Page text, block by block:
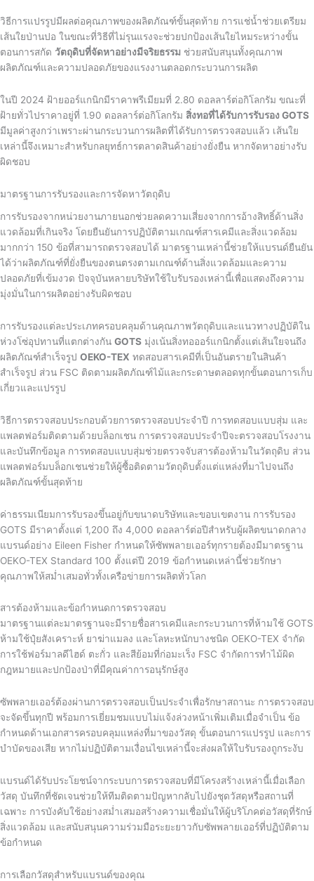
วิธีการแปรรูปมีผลต่อคุณภาพของผลิตภัณฑ์ขั้นสุดท้าย การแช่น้ำช่วยเตรียม
เส้นใยป่านปอ ในขณะที่วิธีที่ไม่รุนแรงจะช่วยปกป้องเส้นใยไหมระหว่างขั้น
ตอนการสกัด วัตถุดิบที่จัดหาอย่างมีจริยธรรม ช่วยสนับสนุนทั้งคุณภาพ
ผลิตภัณฑ์และความปลอดภัยของแรงงานตลอดกระบวนการผลิต
ในปี 2024 ฝ้ายออร์แกนิกมีราคาพรีเมียมที่ 2.80 ดอลลาร์ต่อกิโลกรัม ขณะที่
ฝ้ายทั่วไปราคาอยู่ที่ 1.90 ดอลลาร์ต่อกิโลกรัม สิ่งทอที่ได้รับการรับรอง GOTS
มีมูลค่าสูงกว่าเพราะผ่านกระบวนการผลิตที่ได้รับการตรวจสอบแล้ว เส้นใย
เหล่านี้จึงเหมาะสำหรับกลยุทธ์การตลาดสินค้าอย่างยั่งยืน หากจัดหาอย่างรับ
ผิดชอบ
มาตรฐานการรับรองและการจัดหาวัตถุดิบ
การรับรองจากหน่วยงานภายนอกช่วยลดความเสี่ยงจากการอ้างสิทธิ์ด้านสิ่ง
แวดล้อมที่เกินจริง โดยยืนยันการปฏิบัติตามเกณฑ์สารเคมีและสิ่งแวดล้อม
มากกว่า 150 ข้อที่สามารถตรวจสอบได้ มาตรฐานเหล่านี้ช่วยให้แบรนด์ยืนยัน
ได้ว่าผลิตภัณฑ์ที่ยั่งยืนของตนตรงตามเกณฑ์ด้านสิ่งแวดล้อมและความ
ปลอดภัยที่เข้มงวด ปัจจุบันหลายบริษัทใช้ใบรับรองเหล่านี้เพื่อแสดงถึงความ
มุ่งมั่นในการผลิตอย่างรับผิดชอบ
การรับรองแต่ละประเภทครอบคลุมด้านคุณภาพวัตถุดิบและแนวทางปฏิบัติใน
ห่วงโซ่อุปทานที่แตกต่างกัน GOTS มุ่งเน้นสิ่งทอออร์แกนิกตั้งแต่เส้นใยจนถึง
ผลิตภัณฑ์สำเร็จรูป OEKO-TEX ทดสอบสารเคมีที่เป็นอันตรายในสินค้า
สำเร็จรูป ส่วน FSC ติดตามผลิตภัณฑ์ไม้และกระดาษตลอดทุกขั้นตอนการเก็บ
เกี่ยวและแปรรูป
วิธีการตรวจสอบประกอบด้วยการตรวจสอบประจำปี การทดสอบแบบสุ่ม และ
แพลตฟอร์มติดตามด้วยบล็อกเชน การตรวจสอบประจำปีจะตรวจสอบโรงงาน
และบันทึกข้อมูล การทดสอบแบบสุ่มช่วยตรวจจับสารต้องห้ามในวัตถุดิบ ส่วน
แพลตฟอร์มบล็อกเชนช่วยให้ผู้ซื้อติดตามวัตถุดิบตั้งแต่แหล่งที่มาไปจนถึง
ผลิตภัณฑ์ขั้นสุดท้าย
ค่าธรรมเนียมการรับรองขึ้นอยู่กับขนาดบริษัทและขอบเขตงาน การรับรอง
GOTS มีราคาตั้งแต่ 1,200 ถึง 4,000 ดอลลาร์ต่อปีสำหรับผู้ผลิตขนาดกลาง
แบรนด์อย่าง Eileen Fisher กำหนดให้ซัพพลายเออร์ทุกรายต้องมีมาตรฐาน
OEKO-TEX Standard 100 ตั้งแต่ปี 2019 ข้อกำหนดเหล่านี้ช่วยรักษา
คุณภาพให้สม่ำเสมอทั่วทั้งเครือข่ายการผลิตทั่วโลก
สารต้องห้ามและข้อกำหนดการตรวจสอบ
มาตรฐานแต่ละมาตรฐานจะมีรายชื่อสารเคมีและกระบวนการที่ห้ามใช้ GOTS
ห้ามใช้ปุ๋ยสังเคราะห์ ยาฆ่าแมลง และโลหะหนักบางชนิด OEKO-TEX จำกัด
การใช้ฟอร์มาลดีไฮด์ ตะกั่ว และสีย้อมที่ก่อมะเร็ง FSC จำกัดการทำไม้ผิด
กฎหมายและปกป้องป่าที่มีคุณค่าการอนุรักษ์สูง
ซัพพลายเออร์ต้องผ่านการตรวจสอบเป็นประจำเพื่อรักษาสถานะ การตรวจสอบ
จะจัดขึ้นทุกปี พร้อมการเยี่ยมชมแบบไม่แจ้งล่วงหน้าเพิ่มเติมเมื่อจำเป็น ข้อ
กำหนดด้านเอกสารครอบคลุมแหล่งที่มาของวัสดุ ขั้นตอนการแปรรูป และการ
บำบัดของเสีย หากไม่ปฏิบัติตามเงื่อนไขเหล่านี้จะส่งผลให้ใบรับรองถูกระงับ
แบรนด์ได้รับประโยชน์จากระบบการตรวจสอบที่มีโครงสร้างเหล่านี้เมื่อเลือก
วัสดุ บันทึกที่ชัดเจนช่วยให้ทีมติดตามปัญหากลับไปยังชุดวัสดุหรือสถานที่
เฉพาะ การบังคับใช้อย่างสม่ำเสมอสร้างความเชื่อมั่นให้ผู้บริโภคต่อวัสดุที่รักษ์
สิ่งแวดล้อม และสนับสนุนความร่วมมือระยะยาวกับซัพพลายเออร์ที่ปฏิบัติตาม
ข้อกำหนด
การเลือกวัสดุสำหรับแบรนด์ของคุณ